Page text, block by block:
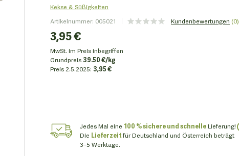
Kekse & Süßigkeiten
Artikelnummer: 005021 Kundenbewertungen (0)
3,95 €
MwSt. im Preis inbegriffen
Grundpreis39.50 €/kg
Preis 2.5.2025: 3,95 €
Jedes Mal eine 100 % sichere und schnelleLieferung!
Die Lieferzeitfür Deutschland und Österreich beträgt
3–5 Werktage.